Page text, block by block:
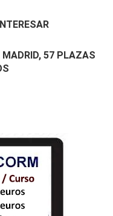
MADRID, 57 PLAZAS